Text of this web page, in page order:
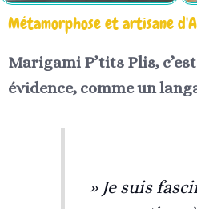
Métamorphose et artisane
Marigami P’tits Plis,
évidence, comme un
» Je suis